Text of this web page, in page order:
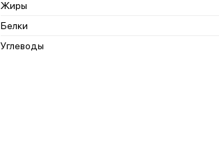
Жиры
Белки
Углеводы